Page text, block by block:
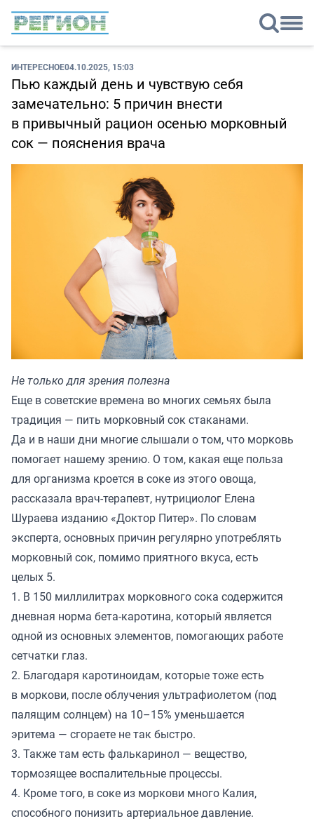
ИНТЕРЕСНОЕ04.10.2025, 15:03
Пью каждый день и чувствую себя
замечательно: 5 причин внести
в привычный рацион осенью морковный
сок — пояснения врача
Не только для зрения полезна
Еще в советские времена во многих семьях была
традиция — пить морковный сок стаканами.
Да и в наши дни многие слышали о том, что морковь
помогает нашему зрению. О том, какая еще польза
для организма кроется в соке из этого овоща,
рассказала врач-терапевт, нутрициолог Елена
Шураева изданию «Доктор Питер». По словам
эксперта, основных причин регулярно употреблять
морковный сок, помимо приятного вкуса, есть
целых 5.
1. В 150 миллилитрах морковного сока содержится
дневная норма бета-каротина, который является
одной из основных элементов, помогающих работе
сетчатки глаз.
2. Благодаря каротиноидам, которые тоже есть
в моркови, после облучения ультрафиолетом (под
палящим солнцем) на 10–15% уменьшается
эритема — сгораете не так быстро.
3. Также там есть фалькаринол — вещество,
тормозящее воспалительные процессы.
4. Кроме того, в соке из моркови много Калия,
способного понизить артериальное давление.